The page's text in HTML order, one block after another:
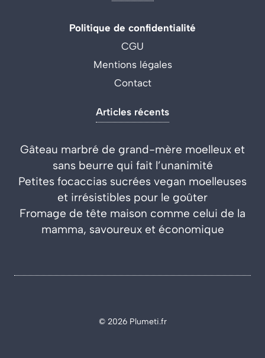
Politique de confidentialité
CGU
Mentions légales
Contact
Articles récents
Gâteau marbré de grand-mère moelleux et
sans beurre qui fait l’unanimité
Petites focaccias sucrées vegan moelleuses
et irrésistibles pour le goûter
Fromage de tête maison comme celui de la
mamma, savoureux et économique
© 2026 Plumeti.fr